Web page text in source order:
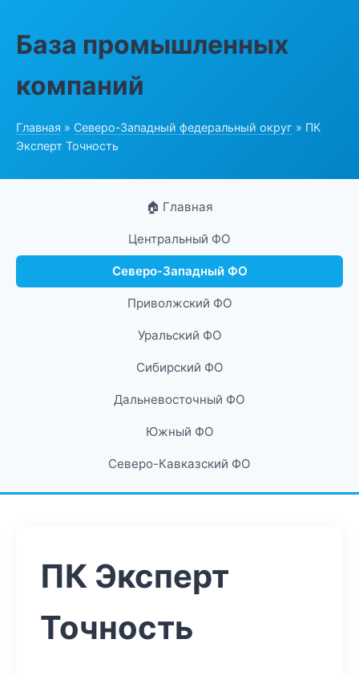
База промышленных
компаний
Главная » Северо-Западный федеральный округ » ПК
Эксперт Точность
🏠 Главная
Центральный ФО
Северо-Западный ФО
Приволжский ФО
Уральский ФО
Сибирский ФО
Дальневосточный ФО
Южный ФО
Северо-Кавказский ФО
ПК Эксперт
Точность